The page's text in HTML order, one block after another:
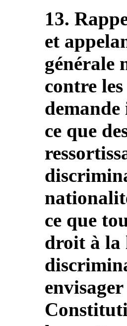
13.
et
générale
contre
ce que
ce que
droit à la